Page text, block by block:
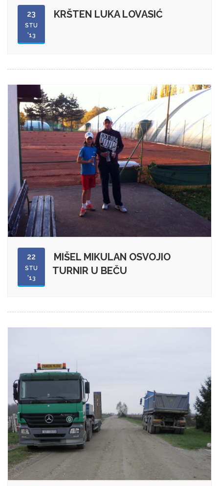
23
STU
'13
KRŠTEN LUKA LOVASIĆ
22
STU
'13
MIŠEL MIKULAN OSVOJIO
TURNIR U BEČU